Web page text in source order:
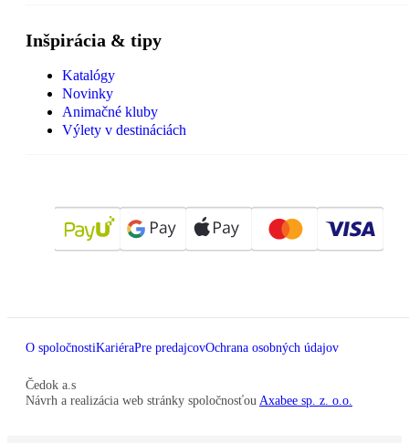
Inšpirácia & tipy
Katalógy
Novinky
Animačné kluby
Výlety v destináciách
O spoločnostiKariéraPre predajcovOchrana osobných údajov
Čedok a.s
Návrh a realizácia web stránky spoločnosťou Axabee sp. z. o.o.